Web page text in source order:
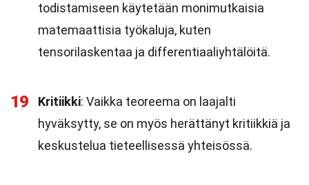
todistamiseen käytetään monimutkaisia
matemaattisia työkaluja, kuten
tensorilaskentaa ja differentiaaliyhtälöitä.
19 Kritiikki: Vaikka teoreema on laajalti
hyväksytty, se on myös herättänyt kritiikkiä ja
keskustelua tieteellisessä yhteisössä.